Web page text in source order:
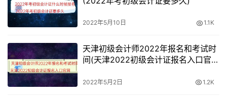
2022年5月10日 1.1K
天津初级会计师2022年报名和考试时
间(天津2022初级会计证报名入口官
2022年5月2日 1.2K